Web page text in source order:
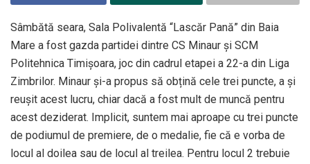
Sâmbătă seara, Sala Polivalentă “Lascăr Pană” din Baia
Mare a fost gazda partidei dintre CS Minaur și SCM
Politehnica Timișoara, joc din cadrul etapei a 22-a din Liga
Zimbrilor. Minaur și-a propus să obțină cele trei puncte, a și
reușit acest lucru, chiar dacă a fost mult de muncă pentru
acest deziderat. Implicit, suntem mai aproape cu trei puncte
de podiumul de premiere, de o medalie, fie că e vorba de
locul al doilea sau de locul al treilea. Pentru locul 2 trebuie